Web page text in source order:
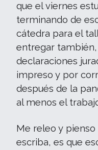
que el viernes
terminando de
cátedra para el
entregar también,
declaraciones
impreso y por
después de la
al menos el
Me releo y pienso
escriba, es que